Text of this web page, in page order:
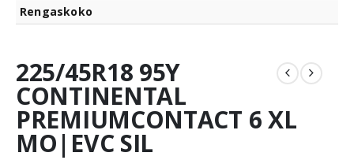
Rengaskoko
225/45R18 95Y
CONTINENTAL
PREMIUMCONTACT 6 XL
MO|EVC SIL